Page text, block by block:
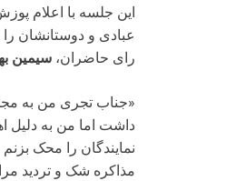
عبادی و دوستانشان را
رای حاضران، سیمین
«جناب تجری من به
داشت اما من به دلیل
نمایندگان را محک
مذاکره شک و تردید